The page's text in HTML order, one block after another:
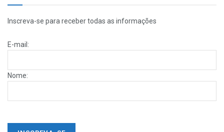
Inscreva-se para receber todas as informações
E-mail:
Nome: